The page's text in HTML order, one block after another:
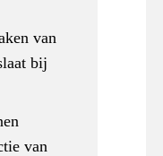
van
bij
van